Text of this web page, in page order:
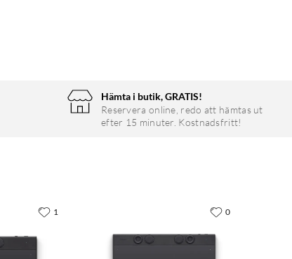
Hämta i butik, GRATIS!
Reservera online, redo att hämtas ut
efter 15 minuter. Kostnadsfritt!
1 0